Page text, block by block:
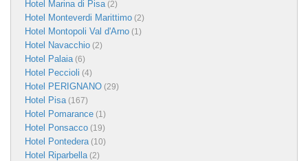
Hotel Marina di Pisa(2)
Hotel Monteverdi Marittimo (2)
Hotel Montopoli Val d'Arno (1)
Hotel Navacchio (2)
Hotel Palaia(6)
Hotel Peccioli (4)
Hotel PERIGNANO (29)
Hotel Pisa(167)
Hotel Pomarance (1)
Hotel Ponsacco (19)
Hotel Pontedera(10)
Hotel Riparbella(2)